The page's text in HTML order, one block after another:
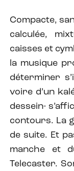
Compacte,
calculée,
caisses et
la musique
déterminer
voire d’un
dessein-
contours. La
de suite. Et
manche et
Telecaster.